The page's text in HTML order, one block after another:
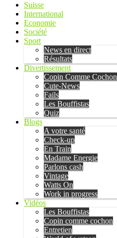
Suisse
International
Economie
Société
Sport
News en direct
Résultats
Divertissement
Copin Comme Cochon
Cute-News
Fails
Les Bouffistas
Quiz
Blogs
A votre santé
Check-up
En Train
Madame Energie
Parlons cash
Vintage
Watts On
Work in progress
Vidéos
Les Bouffistas
Copin comme cochon
Entretien